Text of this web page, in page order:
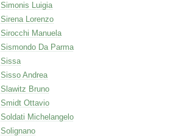
Simonis Luigia
Sirena Lorenzo
Sirocchi Manuela
Sismondo Da Parma
Sissa
Sisso Andrea
Slawitz Bruno
Smidt Ottavio
Soldati Michelangelo
Solignano